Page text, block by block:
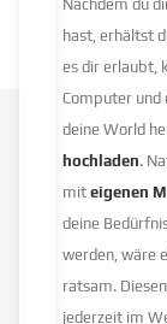
Nachdem du
hast, erhältst
es dir erlaubt,
Computer und
deine World
hochladen.
miteigenen
deine
werden, wäre
ratsam.
jederzeit im